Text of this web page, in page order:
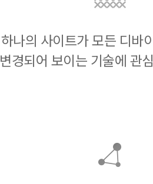
하나의 사이트가 모든 디바
변경되어 보이는 기술에 관